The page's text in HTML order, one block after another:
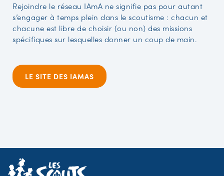
Rejoindre le réseau IAmA ne signifie pas pour autant
s’engager à temps plein dans le scoutisme : chacun et
chacune est libre de choisir (ou non) des missions
spécifiques sur lesquelles donner un coup de main.
LE SITE DES IAMAS